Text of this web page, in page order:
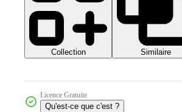
Collection Similaire
Licence Gratuite
Qu'est-ce que c'est ?